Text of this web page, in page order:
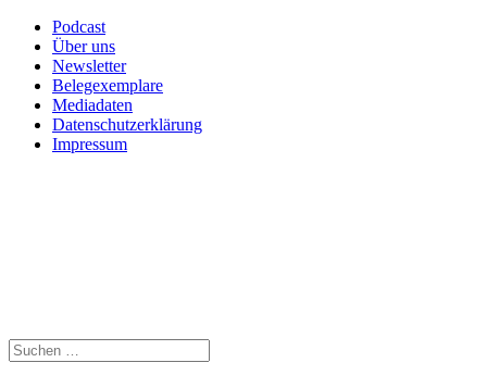
Podcast
Über uns
Newsletter
Belegexemplare
Mediadaten
Datenschutzerklärung
Impressum